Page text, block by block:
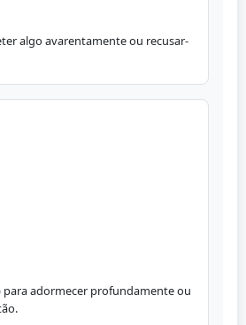
algo avarentamente ou recusar-
adormecer profundamente ou